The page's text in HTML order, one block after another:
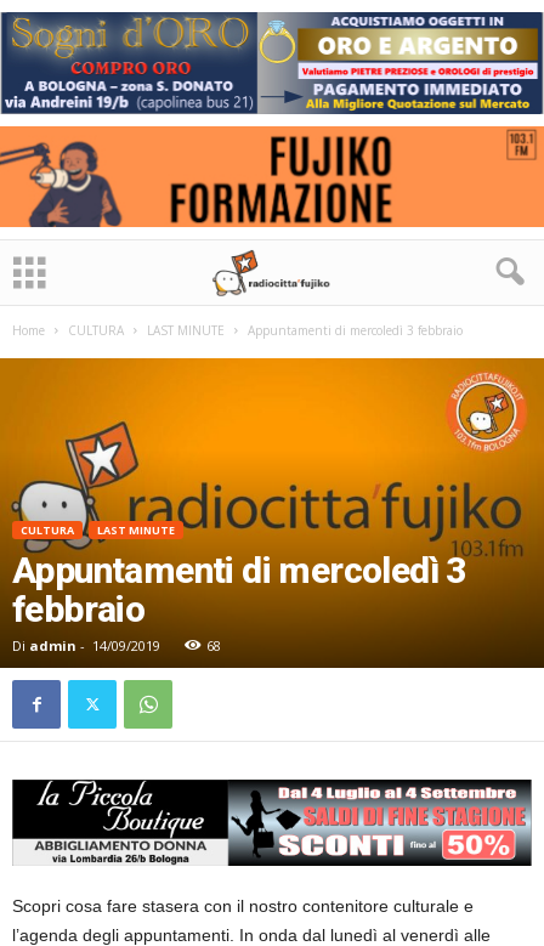
Home CULTURA LAST MINUTE Appuntamenti di mercoledì 3 febbraio
CULTURA LAST MINUTE
Appuntamenti di mercoledì 3
febbraio
Di admin - 14/09/2019 68
Scopri cosa fare stasera con il nostro contenitore culturale e
l’agenda degli appuntamenti. In onda dal lunedì al venerdì alle